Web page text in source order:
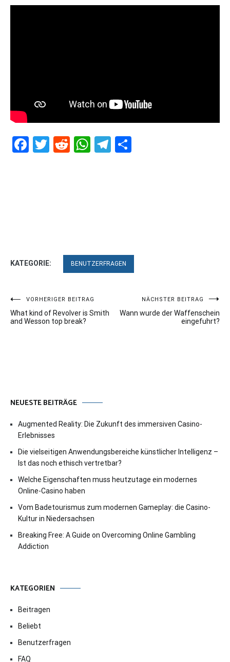
Facebook
Twitter
RedditWhatsApp
Telegram
KATEGORIE: BENUTZERFRAGEN
Beitragsnavigation
VORHERIGER BEITRAG
What kind of Revolver is Smith
and Wesson top break?
NÄCHSTER BEITRAG
Wann wurde der Waffenschein
eingefuhrt?
NEUESTE BEITRÄGE
Augmented Reality: Die Zukunft des immersiven Casino-
Erlebnisses
Die vielseitigen Anwendungsbereiche künstlicher Intelligenz –
Ist das noch ethisch vertretbar?
Welche Eigenschaften muss heutzutage ein modernes
Online-Casino haben
Vom Badetourismus zum modernen Gameplay: die Casino-
Kultur in Niedersachsen
Breaking Free: A Guide on Overcoming Online Gambling
Addiction
KATEGORIEN
Beitragen
Beliebt
Benutzerfragen
FAQ